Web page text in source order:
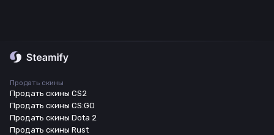
Продать скины
Продать скины CS2
Продать скины CS:GO
Продать скины Dota 2
Продать скины Rust